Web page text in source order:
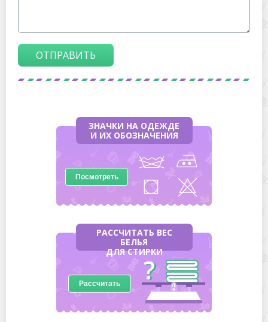
ОТПРАВИТЬ
ЗНАЧКИ НА ОДЕЖДЕ
И ИХ ОБОЗНАЧЕНИЯ
Посмотреть
РАССЧИТАТЬ ВЕС
БЕЛЬЯ
ДЛЯ СТИРКИ
Рассчитать